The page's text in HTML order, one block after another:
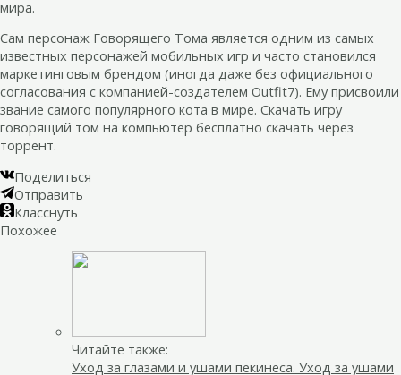
мира.
Сам персонаж Говорящего Тома является одним из самых
известных персонажей мобильных игр и часто становился
маркетинговым брендом (иногда даже без официального
согласования с компанией-создателем Outfit7). Ему присвоили
звание самого популярного кота в мире. Скачать игру
говорящий том на компьютер бесплатно скачать через
торрент.
Поделиться
Отправить
Класснуть
Похожее
Читайте также:
Уход за глазами и ушами пекинеса. Уход за ушами